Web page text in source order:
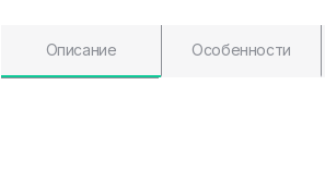
Описание Особенности